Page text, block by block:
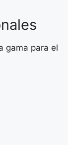
gama para el